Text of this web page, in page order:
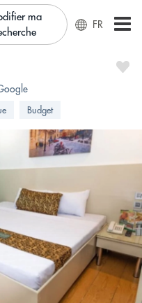
ma
FR
Budget